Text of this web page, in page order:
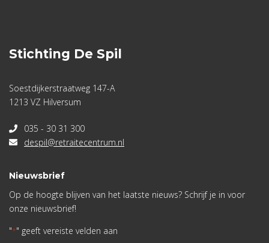
Stichting De Spil
Soestdijkerstraatweg 147-A
1213 VZ Hilversum
035 - 30 31 300
despil@retraitecentrum.nl
Nieuwsbrief
Op de hoogte blijven van het laatste nieuws? Schrijf je in voor
onze nieuwsbrief!
"*" geeft vereiste velden aan